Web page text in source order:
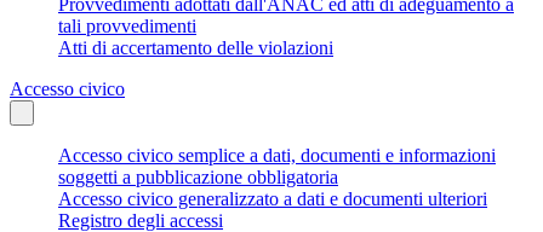
tali provvedimenti
Atti di accertamento delle violazioni
Accesso civico
Accesso civico semplice a dati, documenti e informazioni
soggetti a pubblicazione obbligatoria
Accesso civico generalizzato a dati e documenti ulteriori
Registro degli accessi